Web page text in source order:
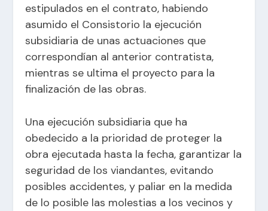
estipulados en el contrato, habiendo
asumido el Consistorio la ejecución
subsidiaria de unas actuaciones que
correspondían al anterior contratista,
mientras se ultima el proyecto para la
finalización de las obras.
Una ejecución subsidiaria que ha
obedecido a la prioridad de proteger la
obra ejecutada hasta la fecha, garantizar la
seguridad de los viandantes, evitando
posibles accidentes, y paliar en la medida
de lo posible las molestias a los vecinos y